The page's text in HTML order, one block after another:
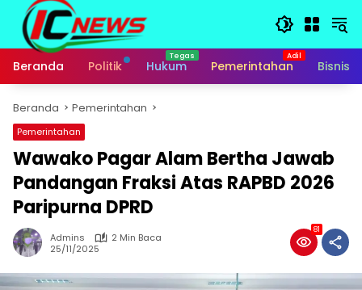
Langsung
konten
Beranda
Politik Hukum Pemerintahan Bisnis
Beranda Pemerintahan
Pemerintahan
Wawako Pagar Alam Bertha Jawab
Pandangan Fraksi Atas RAPBD 2026
Paripurna DPRD
Admins
2 Min Baca
25/11/2025
81